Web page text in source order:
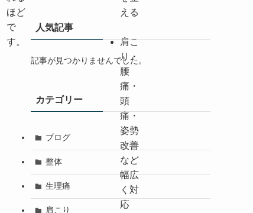
ほど
で
す。
える
肩こ
り・
腰
痛・
頭
痛・
姿勢
改善
など
幅広
く対
応
人気記事
記事が見つかりませんでした。
カテゴリー
ブログ
整体
生理痛
肩こり